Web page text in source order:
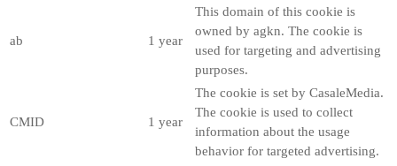
ab 1 year
This domain of this cookie is
owned by agkn. The cookie is
used for targeting and advertising
purposes.
CMID 1 year
The cookie is set by CasaleMedia.
The cookie is used to collect
information about the usage
behavior for targeted advertising.